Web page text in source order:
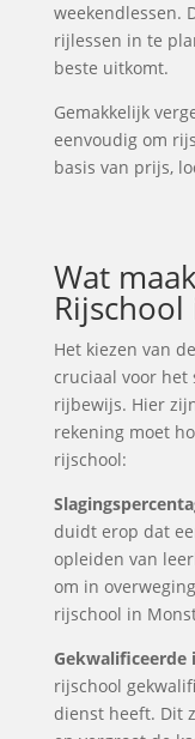
weekendlessen.
rijlessen in te
beste uitkomt.
Gemakkelijk
eenvoudig om
basis van prijs,
Wat
Het kiezen van
cruciaal voor het
rijbewijs. Hier
rekening moet
rijschool:
duidt erop dat
opleiden van
om in
rijschool in
Gekwalificeerde
rijschool
dienst heeft. Dit